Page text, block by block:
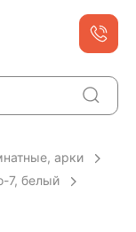
арки
7, белый